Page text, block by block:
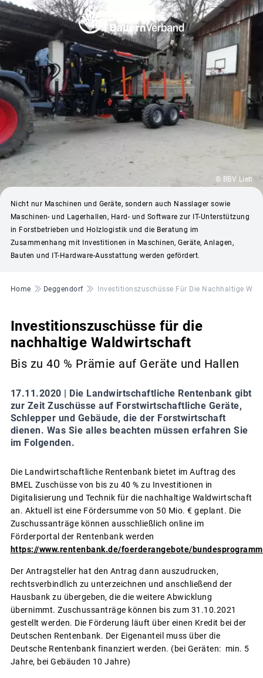
© BBV Lieb
Nicht nur Maschinen und Geräte, sondern auch Nasslager sowie
Maschinen- und Lagerhallen, Hard- und Software zur IT-Unterstützung
in Forstbetrieben und Holzlogistik und die Beratung im
Zusammenhang mit Investitionen in Maschinen, Geräte, Anlagen,
Bauten und IT-Hardware-Ausstattung werden gefördert.
Pfadnavigation
Home Deggendorf Investitionszuschüsse Für Die Nachhaltige
Investitionszuschüsse für die
nachhaltige Waldwirtschaft
Bis zu 40 % Prämie auf Geräte und Hallen
17.11.2020 |
Die Landwirtschaftliche Rentenbank gibt
zur Zeit Zuschüsse auf Forstwirtschaftliche Geräte,
Schlepper und Gebäude, die der Forstwirtschaft
dienen. Was Sie alles beachten müssen erfahren Sie
im Folgenden.
Die Landwirtschaftliche Rentenbank bietet im Auftrag des
BMEL Zuschüsse von bis zu 40 % zu Investitionen in
Digitalisierung und Technik für die nachhaltige Waldwirtschaft
an. Aktuell ist eine Fördersumme von 50 Mio. € geplant. Die
Zuschussanträge können ausschließlich online im
Förderportal der Rentenbank werden
https://www.rentenbank.de/foerderangebote/
Der Antragsteller hat den Antrag dann auszudrucken,
rechtsverbindlich zu unterzeichnen und anschließend der
Hausbank zu übergeben, die die weitere Abwicklung
übernimmt. Zuschussanträge können bis zum 31.10.2021
gestellt werden. Die Förderung läuft über einen Kredit bei der
Deutschen Rentenbank. Der Eigenanteil muss über die
Deutsche Rentenbank finanziert werden. (bei Geräten: min. 5
Jahre, bei Gebäuden 10 Jahre)